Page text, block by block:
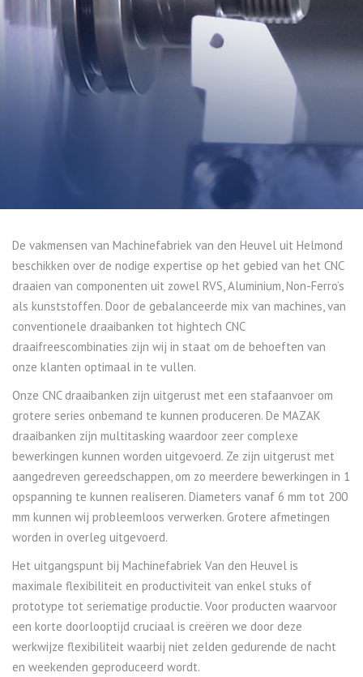
De vakmensen van Machinefabriek van den Heuvel uit Helmond
beschikken over de nodige expertise op het gebied van het CNC
draaien van componenten uit zowel RVS, Aluminium, Non-Ferro’s
als kunststoffen. Door de gebalanceerde mix van machines, van
conventionele draaibanken tot hightech CNC
draaifreescombinaties zijn wij in staat om de behoeften van
onze klanten optimaal in te vullen.
Onze CNC draaibanken zijn uitgerust met een stafaanvoer om
grotere series onbemand te kunnen produceren. De MAZAK
draaibanken zijn multitasking waardoor zeer complexe
bewerkingen kunnen worden uitgevoerd. Ze zijn uitgerust met
aangedreven gereedschappen, om zo meerdere bewerkingen in 1
opspanning te kunnen realiseren. Diameters vanaf 6 mm tot 200
mm kunnen wij probleemloos verwerken. Grotere afmetingen
worden in overleg uitgevoerd.
Het uitgangspunt bij Machinefabriek Van den Heuvel is
maximale flexibiliteit en productiviteit van enkel stuks of
prototype tot seriematige productie. Voor producten waarvoor
een korte doorlooptijd cruciaal is creëren we door deze
werkwijze flexibiliteit waarbij niet zelden gedurende de nacht
en weekenden geproduceerd wordt.